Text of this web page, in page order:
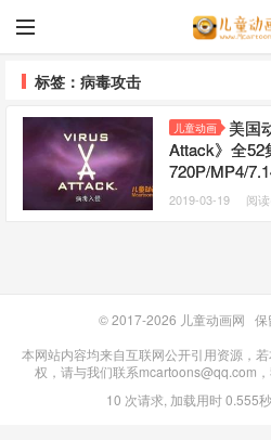
标签：病毒攻击
儿童动画
美国
Attack》全52
720P/MP4/
2019-03-19 阅
© 2017-2026 儿童动画网 保
本网站内容均来自互联网公开引用资源，
权，请与我们联系mcartoons@qq.com
10 次请求, 加载用时 0.555